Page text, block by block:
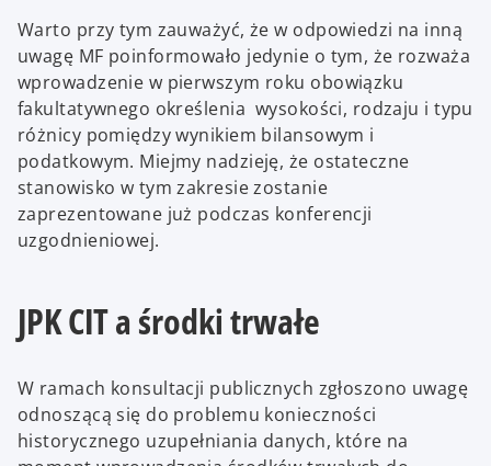
Warto przy tym zauważyć, że w odpowiedzi na inną
uwagę MF poinformowało jedynie o tym, że rozważa
wprowadzenie w pierwszym roku obowiązku
fakultatywnego określenia wysokości, rodzaju i typu
różnicy pomiędzy wynikiem bilansowym i
podatkowym. Miejmy nadzieję, że ostateczne
stanowisko w tym zakresie zostanie
zaprezentowane już podczas konferencji
uzgodnieniowej.
JPK CIT a środki trwałe
W ramach konsultacji publicznych zgłoszono uwagę
odnoszącą się do problemu konieczności
historycznego uzupełniania danych, które na